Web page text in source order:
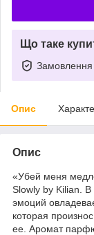
Що таке
Замовлення
Опис
Опис
«Убей меня
Slowly by Kilian. В
эмоций
которая
ее. Аромат